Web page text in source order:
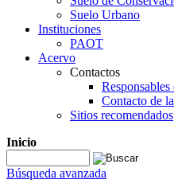
Suelo Urbano
Instituciones
PAOT
Acervo
Contactos
Contacto de
Sitios recomendados
Inicio
Búsqueda avanzada